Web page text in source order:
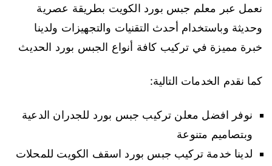
نعمل عبر معلم جبس بورد الكويت بطريقة عصرية
وحديثة وباستخدام أحدث التقنيات والتجهيزات ولدينا
خبرة مميزة في تركيب كافة أنواع الجبس بورد الحديث
كما نقدم الخدمات التالية:
نوفر افضل معلن تركيب جبس بورد للجدران الدعية
وبتصاميم متنوعة
لدينا خدمة تركيب جبس بورد اسقف الكويت للمحلات